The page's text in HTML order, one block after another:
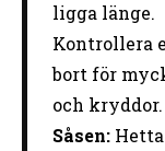
ligga länge.
Kontrollera
bort för
och kryddor.
Såsen:Hetta